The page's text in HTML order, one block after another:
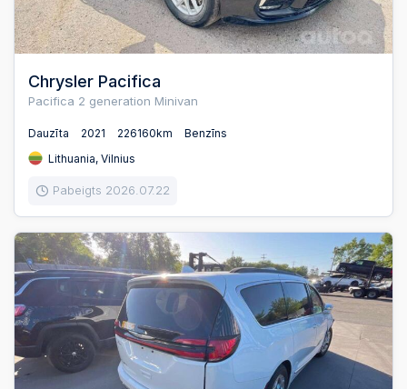
Chrysler Pacifica
Pacifica 2 generation Minivan
Dauzīta 2021 226160km
Benzīns
Lithuania, Vilnius
Pabeigts 2026.07.22